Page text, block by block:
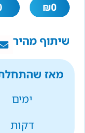
0
₪
שיתוף מהיר
מאז שהתחלת
ימים
דקות